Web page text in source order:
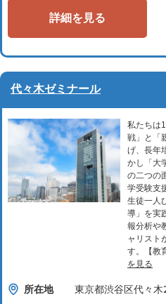
詳細を見る
代々木ゼミナール
私たちは
戦」と「
げ、長年
かし「大
の二つの
学受験支
生徒一人
導」を実
報分析や
ャリスト
す。【教
を見る
所在地
東京都渋谷区代々